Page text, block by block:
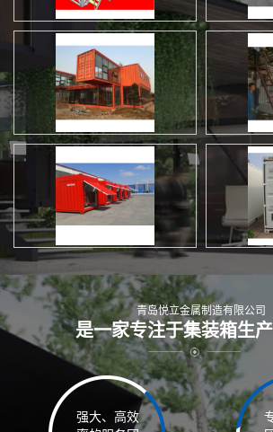
青岛悦立金属制造有限公司
是一家专注于集装箱生
强大、高效